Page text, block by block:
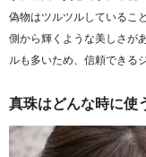
偽物はツルツルしているこ
側から輝くような美しさが
ルも多いため、信頼できる
真珠はどんな時に使